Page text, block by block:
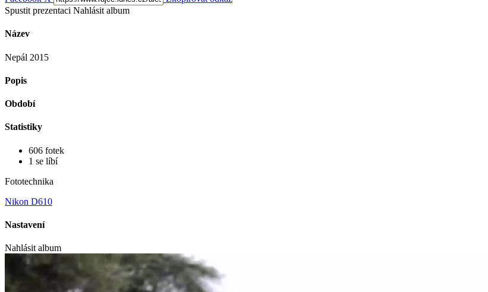
Spustit prezentaci Nahlásit album
Název
Nepál 2015
Popis
Období
Statistiky
606 fotek
1 se líbí
Fototechnika
Nikon D610
Nastavení
Nahlásit album